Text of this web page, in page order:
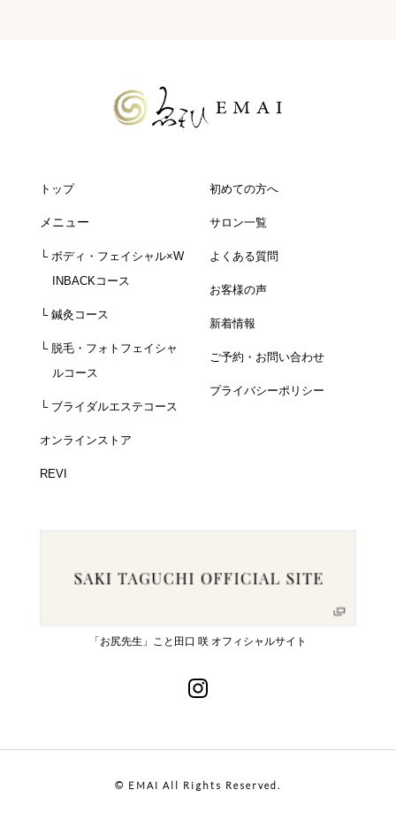
トップ
メニュー
└ ボディ・フェイシャル×W
INBACKコース
└ 鍼灸コース
└ 脱毛・フォトフェイシャ
ルコース
└ ブライダルエステコース
オンラインストア
REVI
初めての方へ
サロン一覧
よくある質問
お客様の声
新着情報
ご予約・お問い合わせ
プライバシーポリシー
「お尻先生」こと田口 咲 オフィシャルサイト
© EMAI All Rights Reserved.